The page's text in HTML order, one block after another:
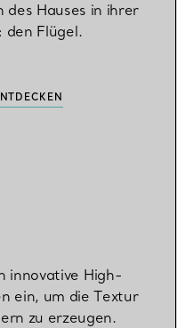
Hauses in ihrer
den Flügel.
innovative High-
ein, um die Textur
zu erzeugen.